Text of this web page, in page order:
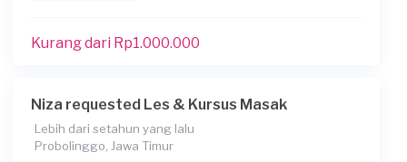
Kurang dari Rp1.000.000
Niza requested Les & Kursus Masak
Lebih dari setahun yang lalu
Probolinggo, Jawa Timur